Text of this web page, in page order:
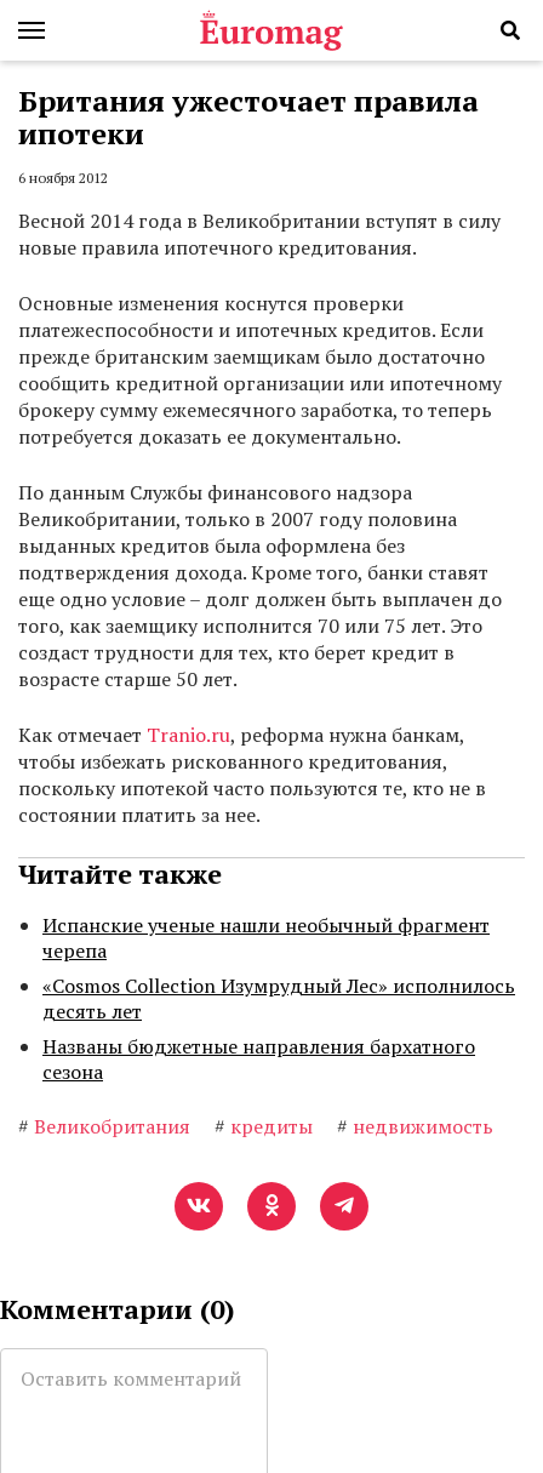
Британия ужесточает правила
ипотеки
6 ноября 2012
Весной 2014 года в Великобритании вступят в силу
новые правила ипотечного кредитования.
Основные изменения коснутся проверки
платежеспособности и ипотечных кредитов. Если
прежде британским заемщикам было достаточно
сообщить кредитной организации или ипотечному
брокеру сумму ежемесячного заработка, то теперь
потребуется доказать ее документально.
По данным Службы финансового надзора
Великобритании, только в 2007 году половина
выданных кредитов была оформлена без
подтверждения дохода. Кроме того, банки ставят
еще одно условие – долг должен быть выплачен до
того, как заемщику исполнится 70 или 75 лет. Это
создаст трудности для тех, кто берет кредит в
возрасте старше 50 лет.
Как отмечает Tranio.ru, реформа нужна банкам,
чтобы избежать рискованного кредитования,
поскольку ипотекой часто пользуются те, кто не в
состоянии платить за нее.
Читайте также
Испанские ученые нашли необычный фрагмент
черепа
«Cosmos Collection Изумрудный Лес» исполнилось
десять лет
Названы бюджетные направления бархатного
сезона
# Великобритания # кредиты # недвижимость
Комментарии (0)